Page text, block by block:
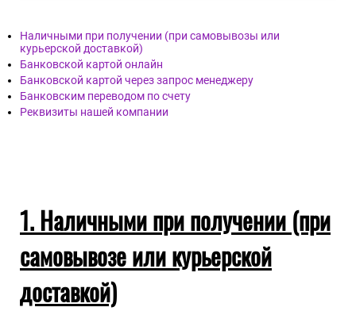
Наличными при получении (при самовывозы или
курьерской доставкой)
Банковской картой онлайн
Банковской картой через запрос менеджеру
Банковским переводом по счету
Реквизиты нашей компании
1. Наличными при получении (при
самовывозе или курьерской
доставкой)